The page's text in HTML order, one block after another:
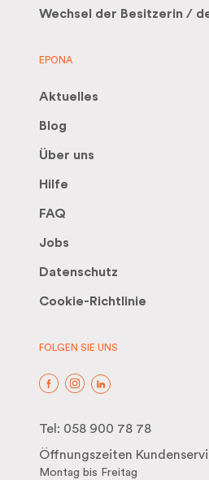
Wechsel der Besitzerin /
EPONA
Aktuelles
Blog
Über uns
Hilfe
FAQ
Jobs
Datenschutz
Cookie-Richtlinie
FOLGEN SIE UNS
Tel: 058 900 78 78
Öffnungszeiten
Montag bis Freitag